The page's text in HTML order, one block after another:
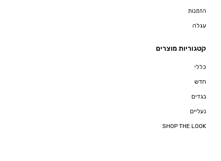
קטגוריות מוצרים
כללי
חדש
בגדים
נעליים
SHOP THE LOOK
הזמנות
עגלה